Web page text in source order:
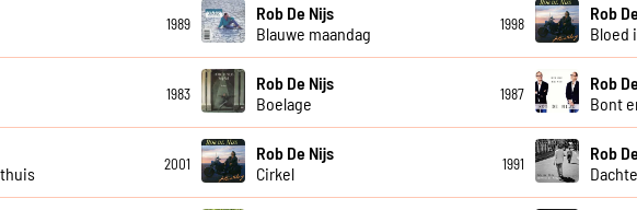
1989
Rob De Nijs
Blauwe maandag
1998
Rob
Bloed
1983
Rob De Nijs
Boelage
1987
Rob
Bont
2001
Rob De Nijs
Cirkel
1991
Rob